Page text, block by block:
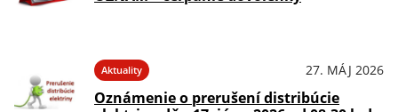
Aktuality 27. MÁJ 2026
Oznámenie o prerušení distribúcie